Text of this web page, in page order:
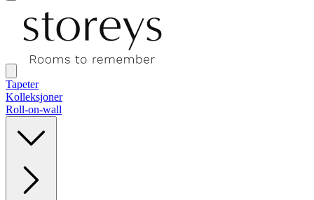
Tapeter
Kolleksjoner
Roll-on-wall